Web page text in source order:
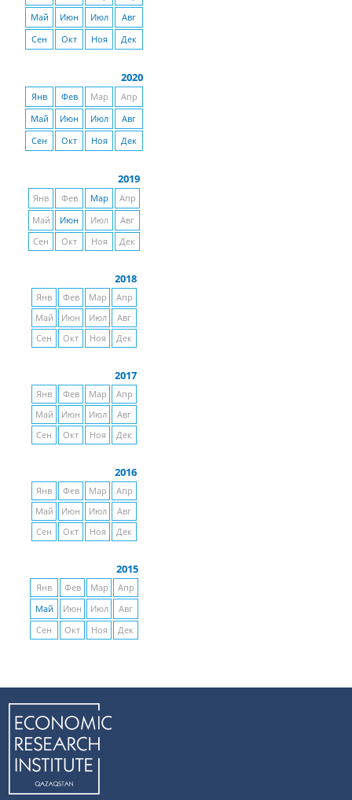
Май
Июн Июл
Авг
Сен
Окт Ноя Дек
2020
Янв Фев Мар
Апр
Май
Июн Июл
Авг
Сен
Окт Ноя Дек
2019
Янв Фев Мар
Апр
Май
Июн Июл
Авг
Сен
Окт Ноя Дек
2018
Янв Фев Мар
Апр
Май
Июн Июл
Авг
Сен
Окт Ноя Дек
2017
Янв Фев Мар
Апр
Май
Июн Июл
Авг
Сен
Окт Ноя Дек
2016
Янв Фев Мар
Апр
Май
Июн Июл
Авг
Сен
Окт Ноя Дек
2015
Янв Фев Мар
Апр
Май
Июн Июл
Авг
Сен
Окт Ноя Дек